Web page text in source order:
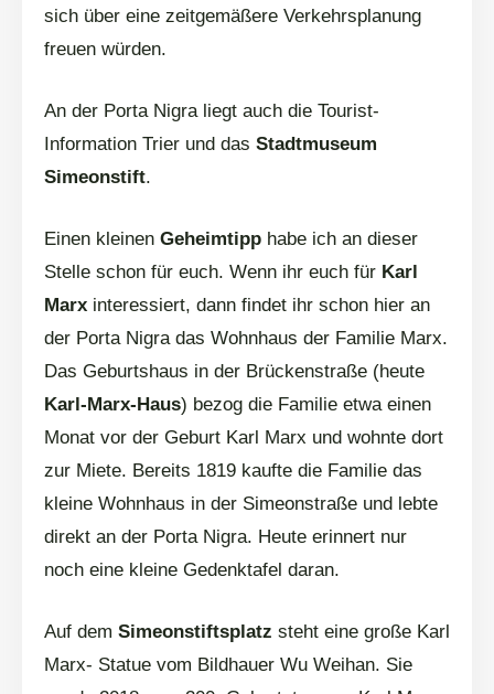
sich über eine zeitgemäßere Verkehrsplanung
freuen würden.
An der Porta Nigra liegt auch die Tourist-
Information Trier und das Stadtmuseum
Simeonstift.
Einen kleinen Geheimtipp habe ich an dieser
Stelle schon für euch. Wenn ihr euch für Karl
Marx interessiert, dann findet ihr schon hier an
der Porta Nigra das Wohnhaus der Familie Marx.
Das Geburtshaus in der Brückenstraße (heute
Karl-Marx-Haus) bezog die Familie etwa einen
Monat vor der Geburt Karl Marx und wohnte dort
zur Miete. Bereits 1819 kaufte die Familie das
kleine Wohnhaus in der Simeonstraße und lebte
direkt an der Porta Nigra. Heute erinnert nur
noch eine kleine Gedenktafel daran.
Auf dem Simeonstiftsplatz steht eine große Karl
Marx- Statue vom Bildhauer Wu Weihan. Sie